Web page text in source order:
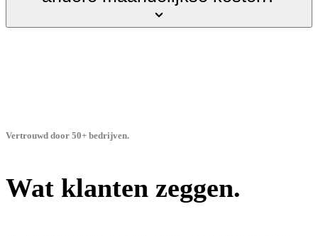
Wat klanten zeggen.
Vertrouwd door 50+ bedrijven.